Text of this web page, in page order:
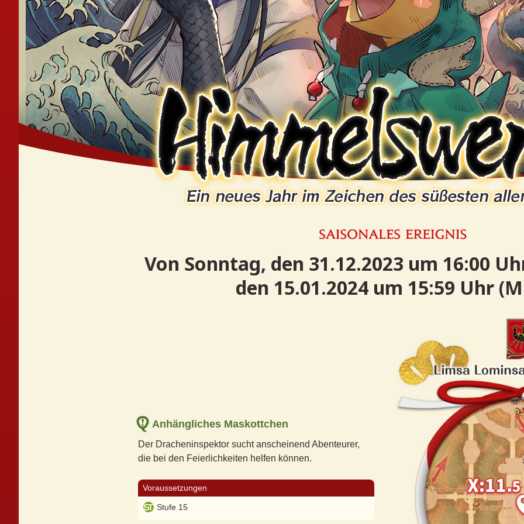
Von Sonntag, den 31.12.2023 um 16:00
den 15.01.2024 um 15:59 Uhr
Anhängliches Maskottchen
Der Dracheninspektor sucht anscheinend Abenteurer,
die bei den Feierlichkeiten helfen können.
Voraussetzungen
Stufe 15